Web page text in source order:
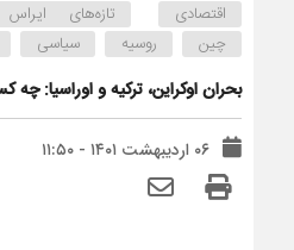
اقتصادی
تازه‌های ایراس
چین
روسیه سیاسی
بحران اوکراین، ترکیه و اوراسیا:
۰۶ اردیبهشت ۱۴۰۱ - ۱۱:۵۰